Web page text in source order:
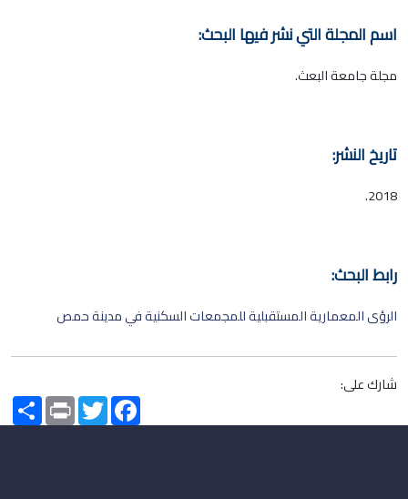
اسم المجلة التي نشر فيها البحث:
مجلة جامعة البعث.
تاريخ النشر:
2018.
رابط البحث:
الرؤى المعمارية المستقبلية للمجمعات السكنية في مدينة حمص
شارك على:
Share PrintTwitterFacebook